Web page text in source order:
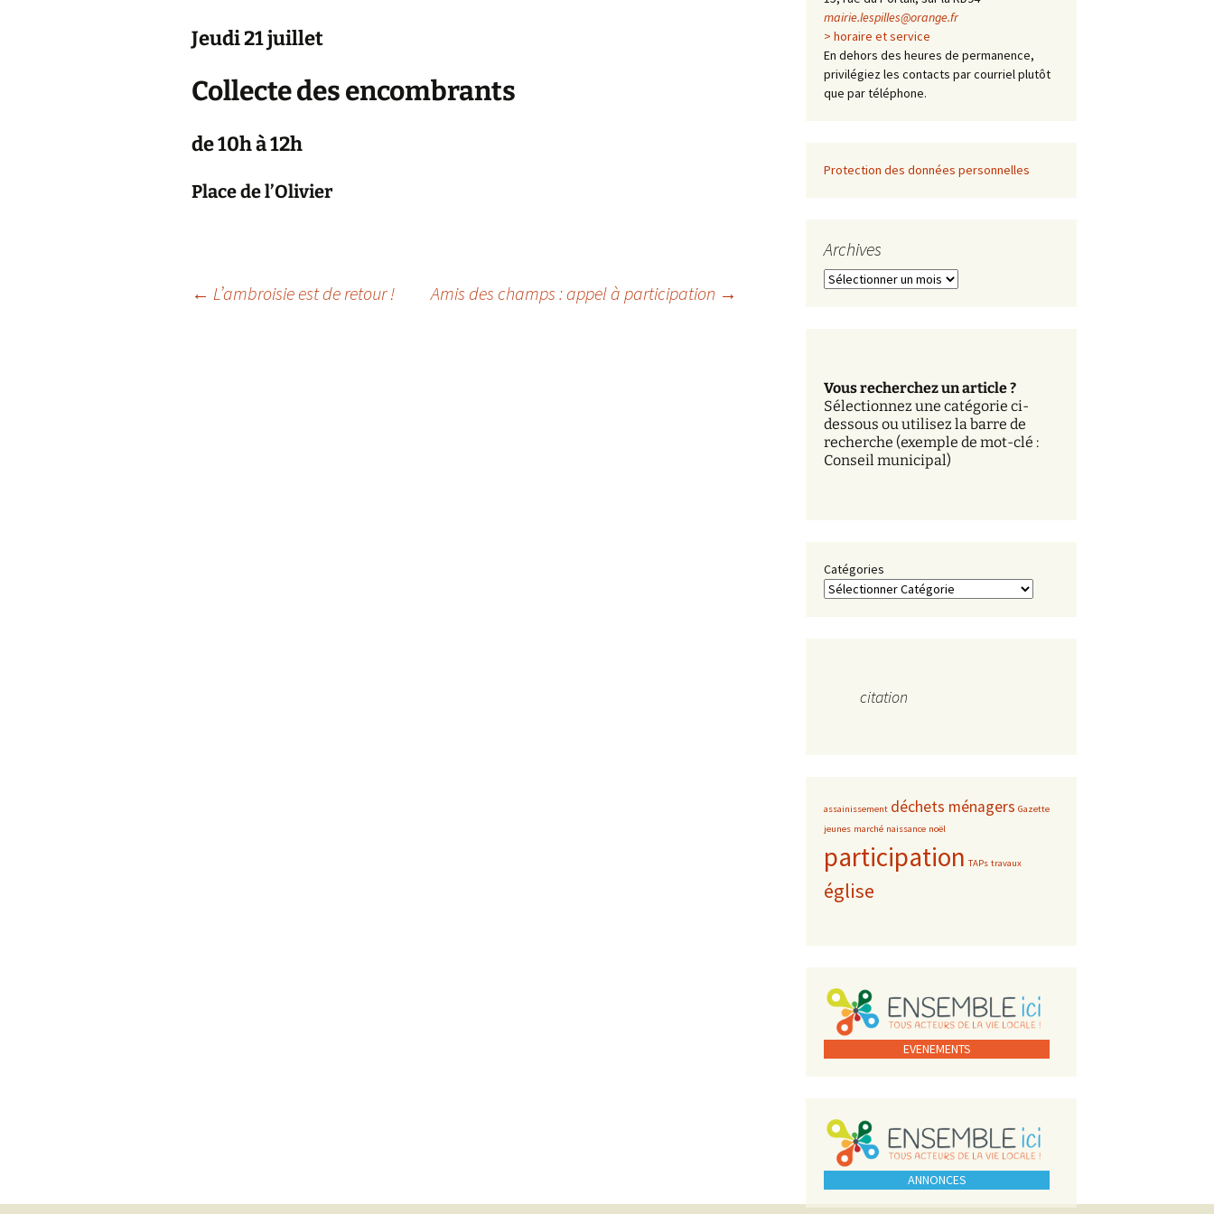
Prévention
Jeudi 21 juillet
Collecte des encombrants
de 10h à 12h
Place de l’Olivier
← L’ambroisie est de retour ! Amis des champs : appel à participation →
mairie.lespilles@orange.fr
> horaire et service
En dehors des heures de permanence,
privilégiez les contacts par courriel plutôt
que par téléphone.
Protection des données personnelles
Archives
A
e
s
Vous recherchez un article ?
Sélectionnez une catégorie ci-
dessous ou utilisez la barre de
recherche (exemple de mot-clé :
Conseil municipal)
Catégories
citation
assainissement déchets ménagers Gazette
jeunes marché naissance noël
participation TAPs travaux
église
EVENEMENTS
ANNONCES